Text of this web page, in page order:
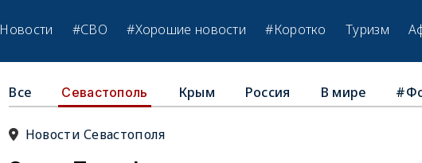
Новости #СВО #Хорошие новости #Коротко Туризм
Все Севастополь Крым Россия В мире
Новости Севастополя